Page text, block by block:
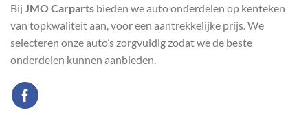
Bij JMO Carparts bieden we auto onderdelen op kenteken
van topkwaliteit aan, voor een aantrekkelijke prijs. We
selecteren onze auto’s zorgvuldig zodat we de beste
onderdelen kunnen aanbieden.